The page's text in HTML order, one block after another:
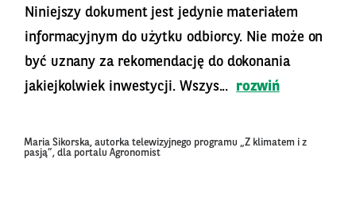
Niniejszy dokument jest jedynie materiałem
informacyjnym do użytku odbiorcy. Nie może on
być uznany za rekomendację do dokonania
jakiejkolwiek inwestycji. Wszys...
rozwiń
Maria Sikorska, autorka telewizyjnego programu „Z klimatem i z
pasją”, dla portalu Agronomist